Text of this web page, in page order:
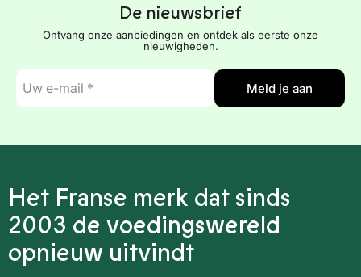
De nieuwsbrief
Ontvang onze aanbiedingen en ontdek als eerste onze
nieuwigheden.
E-
mail
*
Meld je aan
Het Franse merk dat sinds
2003 de voedingswereld
opnieuw uitvindt